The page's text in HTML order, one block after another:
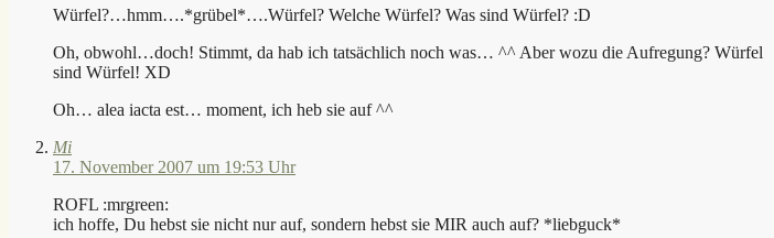
Würfel?…hmm….*grübel*….Würfel? Welche Würfel? Was sind Würfel? :D
Oh, obwohl…doch! Stimmt, da hab ich tatsächlich noch was… ^^ Aber wozu die Aufregung? Würfel
sind Würfel! XD
Oh… alea iacta est… moment, ich heb sie auf ^^
Mi
17. November 2007 um 19:53 Uhr
ROFL :mrgreen:
ich hoffe, Du hebst sie nicht nur auf, sondern hebst sie MIR auch auf? *liebguck*